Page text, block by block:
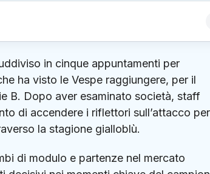
in cinque appuntamenti per
ha visto le Vespe raggiungere, per il
B. Dopo aver esaminato società, staff
di accendere i riflettori sull’attacco
la stagione gialloblù.
di modulo e partenze nel mercato